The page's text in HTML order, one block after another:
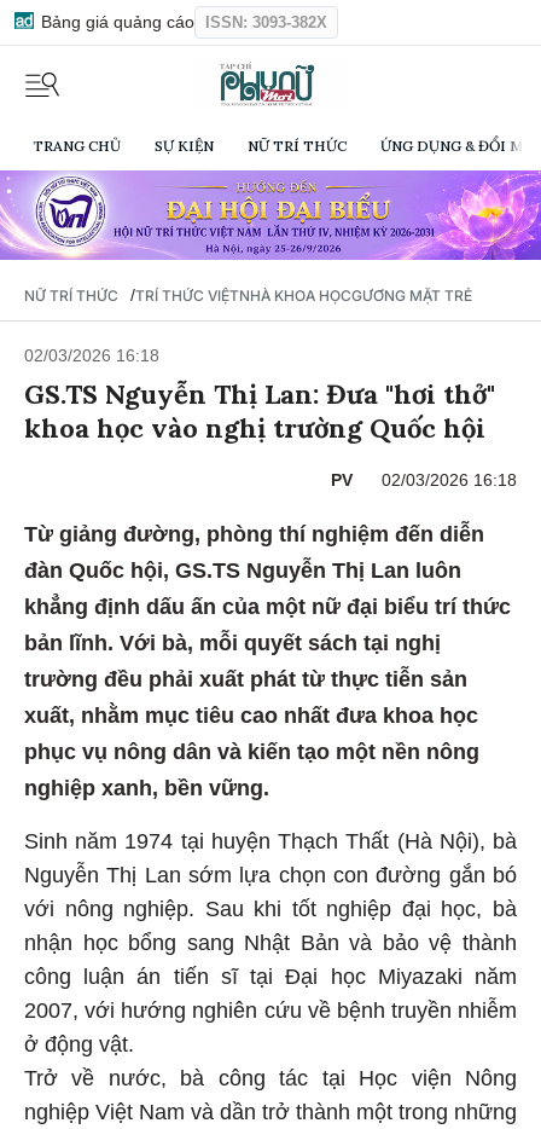
Bảng giá quảng cáo ISSN: 3093-382X
TRANG CHỦ SỰ KIỆN NỮ TRÍ THỨC ỨNG DỤNG & ĐỔI
NỮ TRÍ THỨC /TRÍ THỨC VIỆTNHÀ KHOA HỌCGƯƠNG MẶT TRẺ
02/03/2026 16:18
GS.TS Nguyễn Thị Lan: Đưa "hơi thở"
khoa học vào nghị trường Quốc hội
PV 02/03/2026 16:18
Từ giảng đường, phòng thí nghiệm đến diễn
đàn Quốc hội, GS.TS Nguyễn Thị Lan luôn
khẳng định dấu ấn của một nữ đại biểu trí thức
bản lĩnh. Với bà, mỗi quyết sách tại nghị
trường đều phải xuất phát từ thực tiễn sản
xuất, nhằm mục tiêu cao nhất đưa khoa học
phục vụ nông dân và kiến tạo một nền nông
nghiệp xanh, bền vững.
Sinh năm 1974 tại huyện Thạch Thất (Hà Nội), bà
Nguyễn Thị Lan sớm lựa chọn con đường gắn bó
với nông nghiệp. Sau khi tốt nghiệp đại học, bà
nhận học bổng sang Nhật Bản và bảo vệ thành
công luận án tiến sĩ tại Đại học Miyazaki năm
2007, với hướng nghiên cứu về bệnh truyền nhiễm
ở động vật.
Trở về nước, bà công tác tại Học viện Nông
nghiệp Việt Nam và dần trở thành một trong những